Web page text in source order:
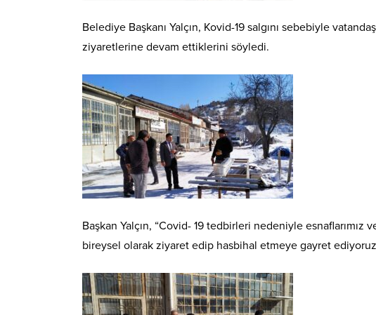
Belediye Başkanı Yalçın, Kovid-19 salgını sebebiyle
ziyaretlerine devam ettiklerini söyledi.
Başkan Yalçın, “Covid- 19 tedbirleri nedeniyle esnaflarımız
bireysel olarak ziyaret edip hasbihal etmeye gayret